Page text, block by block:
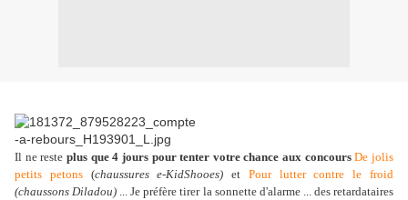
Il ne reste plus que 4 jours pour tenter votre chance aux concours De jolis
petits petons(chaussures e-KidShooes) et Pour lutter contre le froid
(chaussons Diladou) ... Je préfère tirer la sonnette d'alarme ... des retardataires